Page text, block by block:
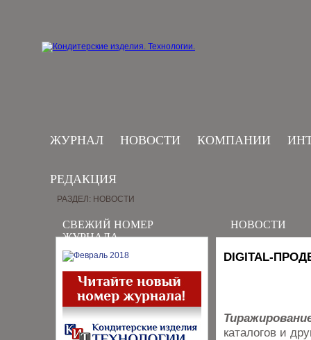
ЖУРНАЛ НОВОСТИ КОМПАНИИ
РЕДАКЦИЯ
СВЕЖИЙ НОМЕР
ЖУРНАЛА
РАЗДЕЛ: НОВОСТИ
НОВОСТИ
DIGITAL-
каталогов и